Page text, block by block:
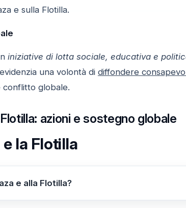
e sulla Flotilla.
iniziative di lotta sociale, educativa e
una volontà di diffondere
globale.
azioni e sostegno globale
e la Flotilla
e alla Flotilla?
verso Gaza, sostenendo le iniziative